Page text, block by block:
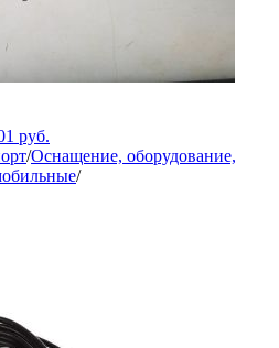
руб.
/Оснащение, оборудование,
/